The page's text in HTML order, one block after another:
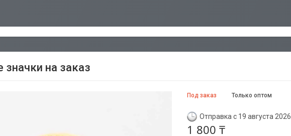
на заказ
Под заказ Только оптом
Отправка с 19 августа 2026
1 800 ₸